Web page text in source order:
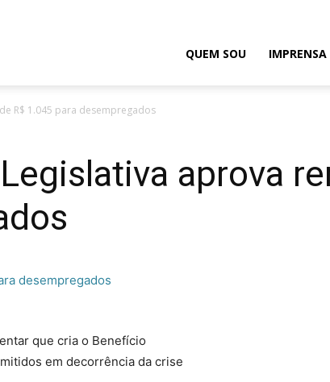
QUEM SOU IMPRENSA
R$ 1.045 para desempregados
aprova
que cria o Benefício
em decorrência da crise